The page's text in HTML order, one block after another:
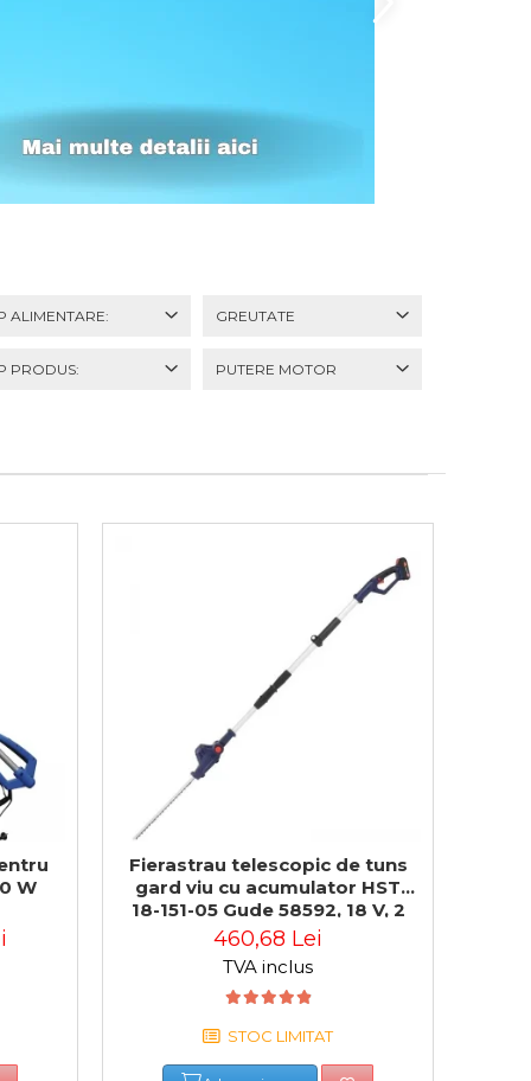
ALIMENTARE: GREUTATE
PRODUS: PUTERE MOTOR
W
Fierastrau telescopic de tuns
gard viu cu acumulator HST
18-151-05 Gude 58592, 18 V, 2
Ah
460,68 Lei
TVA inclus
STOC LIMITAT